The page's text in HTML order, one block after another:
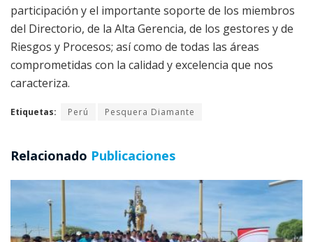
participación y el importante soporte de los miembros
del Directorio, de la Alta Gerencia, de los gestores y de
Riesgos y Procesos; así como de todas las áreas
comprometidas con la calidad y excelencia que nos
caracteriza.
Etiquetas: Perú Pesquera Diamante
Relacionado Publicaciones